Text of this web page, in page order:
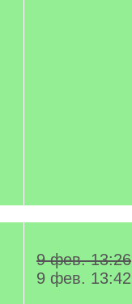
9 фев. 13:26
9 фев. 13:42